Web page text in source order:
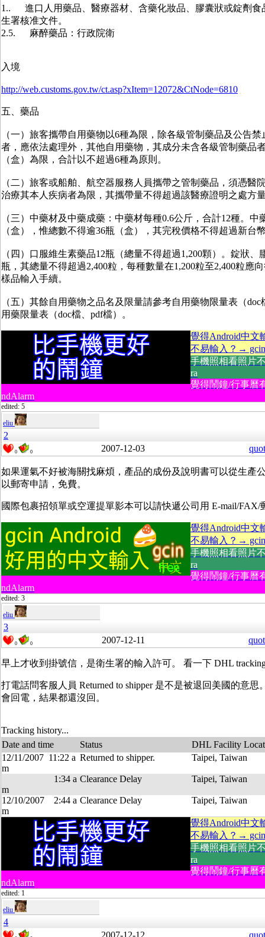
1.. 進口人用藥品、醫療器材、含藥化妝品、膠囊狀或錠劑食
生署核准文件。
2.5. 麻醉藥品：行政院衛
入境
http://web.customs.gov.tw/ct.asp?xItem=12072&CtNode=6810
五、藥品
（一）旅客攜帶自用藥物以6種為限，除各級管制藥品及公告
者，應依法處理外，其他自用藥物，其成分未含各級管制藥品
（盒）為限，合計以不超過6種為原則。
（二）旅客或船舶、航空器服務人員攜帶之管制藥品，須憑醫
治療其本人疾病者為限，其攜帶量不得超過該醫療證明之處方
（三）中藥材及中藥成藥：中藥材每種0.6公斤，合計12種。中
（盒），惟總數不得逾36瓶（盒），其完稅價格不得超過新台
（四）口服維生素藥品12瓶（總量不得超過1,200顆）。錠狀、
瓶，其總量不得超過2,400粒，每種數量在1,200粒至2,400粒應
樣品輸入手續。
（五）其餘自用藥物之品名及限量請參考自用藥物限量表（
用藥限量表（doc檔、pdf檔）。
覺得Android中文
不易輸入？→
手機照相看照片
ra
覺得鬧鐘/行事
ndAlarm
edited: 5
eliu
2
0 0 2007-12-03
如果運氣不好被海關找麻煩，產品的成份及說明書可以從生產
以郵寄申請，免費。
國際包裹招領單或空運提單影本可以請快遞公司用 E-mail/FAX/
覺得Android中文
不易輸入？→
手機照相看照片
ra
覺得鬧鐘/行事
ndAlarm
edited: 3
eliu
3
0 0 2007-12-11
早上才收到掛號信，是衛生署的輸入許可。 看一下 DHL
打電話問客服人員 Returned to shipper 是不是被退回美國的意
會回電，結果都還沒回。
Tracking history...
Date and time
Status
DHL Facility
12/11/2007 11:22 a
m
Returned to shipper. Taipei, Taiwan
1:34 a
m
Clearance Delay Taipei, Taiwan
12/10/2007 2:44 a
m
Clearance Delay Taipei, Taiwan
覺得Android中文
不易輸入？→
手機照相看照片
ra
覺得鬧鐘/行事
ndAlarm
edited: 1
eliu
4